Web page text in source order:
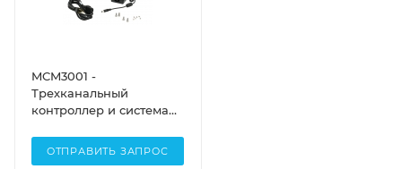
MCM3001 -
Трехканальный
контроллер и система
трансляторов штативов
микроскопов Cerna с
ОТПРАВИТЬ ЗАПРОС